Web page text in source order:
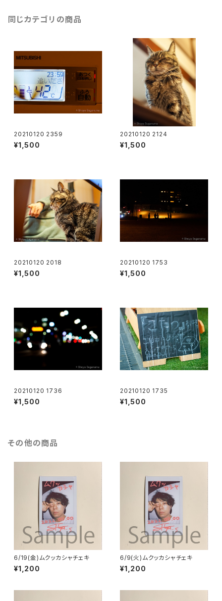
同じカテゴリの商品
20210120 2359
¥1,500
20210120 2124
¥1,500
20210120 2018
¥1,500
20210120 1753
¥1,500
20210120 1736
¥1,500
20210120 1735
¥1,500
その他の商品
6/19(金)ムクッカシャチェキ
¥1,200
6/9(火)ムクッカシャチェキ
¥1,200